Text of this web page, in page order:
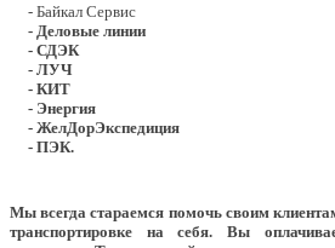
- Байкал Сервис
- Деловые линии
- СДЭК
- ЛУЧ
- КИТ
- Энергия
- ЖелДорЭкспедиция
- ПЭК.
Мы всегда стараемся помочь своим
транспортировке на себя. Вы